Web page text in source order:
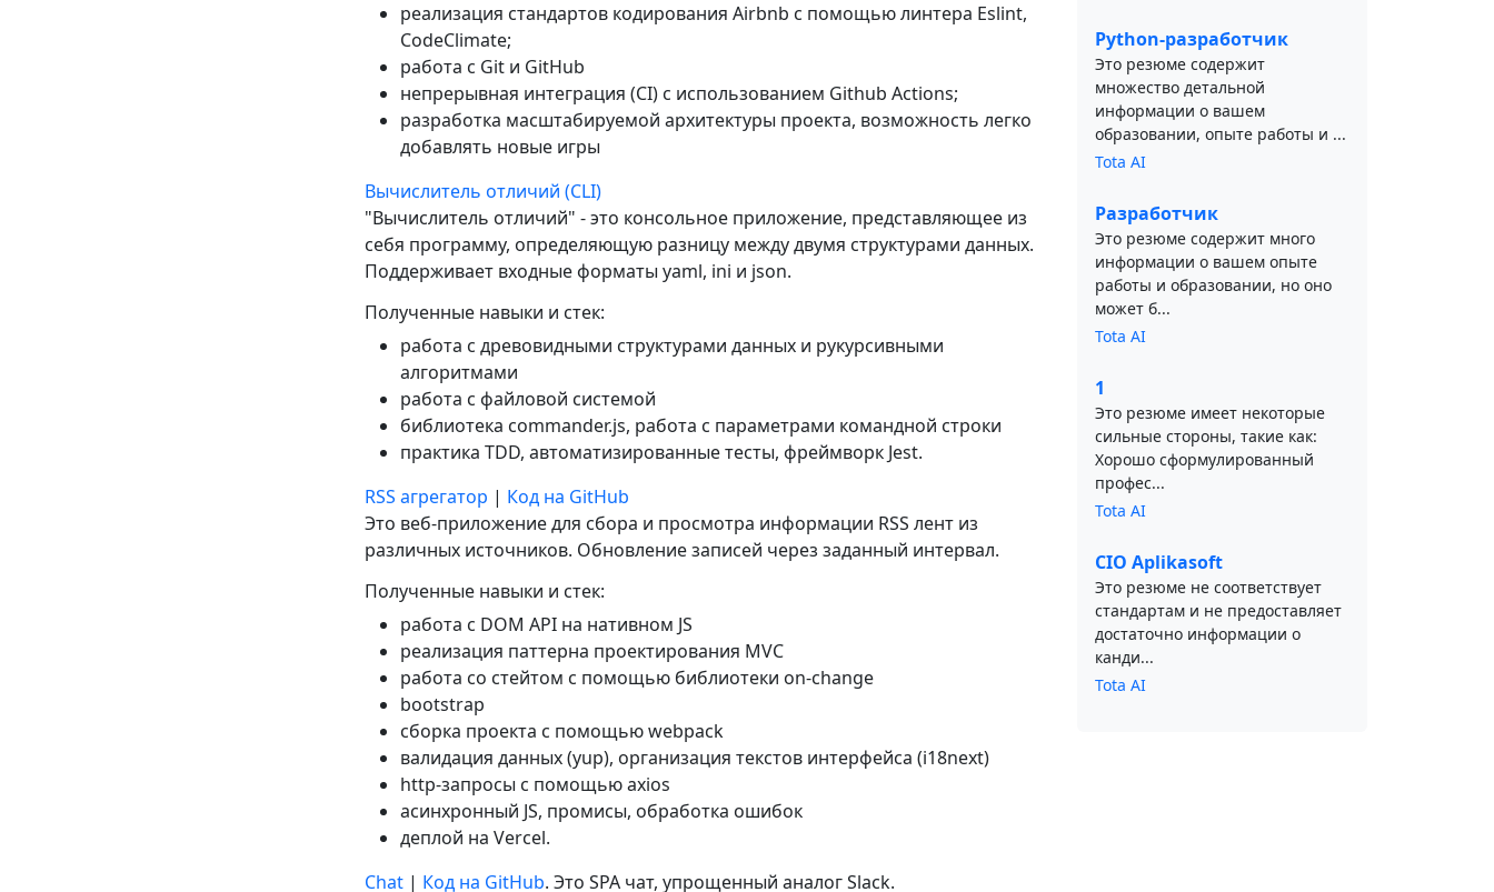
реализация стандартов кодирования Airbnb с помощью линтера Eslint,
CodeClimate;
работа с Git и GitHub
непрерывная интеграция (CI) с использованием Github Actions;
разработка масштабируемой архитектуры проекта, возможность легко
добавлять новые игры
Вычислитель отличий (CLI)
"Вычислитель отличий" - это консольное приложение, представляющее из
себя программу, определяющую разницу между двумя структурами данных.
Поддерживает входные форматы yaml, ini и json.
Полученные навыки и стек:
работа с древовидными структурами данных и рукурсивными
алгоритмами
работа с файловой системой
библиотека commander.js, работа с параметрами командной строки
практика TDD, автоматизированные тесты, фреймворк Jest.
RSS агрегатор | Код на GitHub
Это веб-приложение для сбора и просмотра информации RSS лент из
различных источников. Обновление записей через заданный интервал.
Полученные навыки и стек:
работа с DOM API на нативном JS
реализация паттерна проектирования MVC
работа со стейтом с помощью библиотеки on-change
bootstrap
сборка проекта с помощью webpack
валидация данных (yup), организация текстов интерфейса (i18next)
http-запросы с помощью axios
асинхронный JS, промисы, обработка ошибок
деплой на Vercel.
Chat| Код на GitHub. Это SPA чат, упрощенный аналог Slack.
Python-разработчик
Это резюме содержит
множество детальной
информации о вашем
образовании, опыте работы и ...
Tota AI
Разработчик
Это резюме содержит много
информации о вашем опыте
работы и образовании, но оно
может б...
Tota AI
1
Это резюме имеет некоторые
сильные стороны, такие как:
Хорошо сформулированный
профес...
Tota AI
CIO Aplikasoft
Это резюме не соответствует
стандартам и не предоставляет
достаточно информации о
канди...
Tota AI